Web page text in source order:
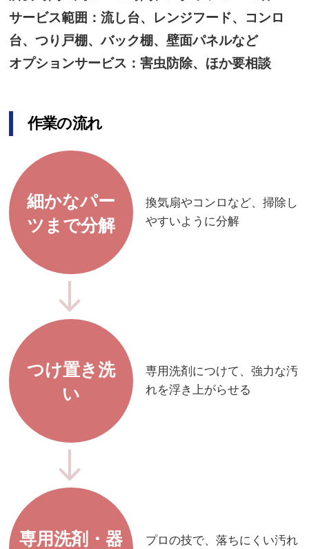
サービス範囲：流し台、レンジフード、コンロ
台、つり戸棚、バック棚、壁面パネルなど
オプションサービス：害虫防除、ほか要相談
作業の流れ
細かなパー
ツまで分解
換気扇やコンロなど、掃除し
やすいように分解
つけ置き洗
い
専用洗剤につけて、強力な汚
れを浮き上がらせる
専用洗剤・器
プロの技で、落ちにくい汚れ